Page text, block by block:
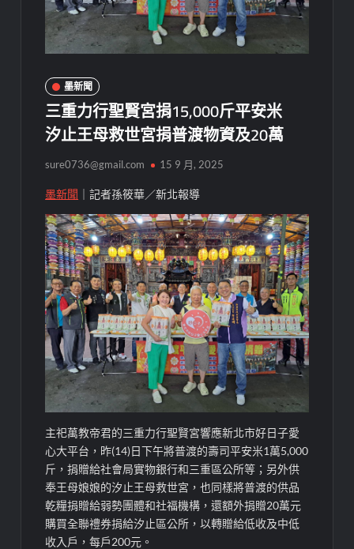
墨新聞
三重力行聖賢宮捐15,000斤平安米
汐止王母救世宮捐普渡物資及20萬
sure0736@gmail.com 15 9 月, 2025
墨新聞 ｜記者孫筱華／新北報導
主祀萬教帝君的三重力行聖賢宮響應新北市好日子愛
心大平台，昨(14)日下午將普渡的壽司平安米1萬5,000
斤，捐贈給社會局實物銀行和三重區公所等；另外供
奉王母娘娘的汐止王母救世宮，也同樣將普渡的供品
乾糧捐贈給弱勢團體和社福機構，還額外捐贈20萬元
購買全聯禮券捐給汐止區公所，以轉贈給低收及中低
收入戶，每戶200元。